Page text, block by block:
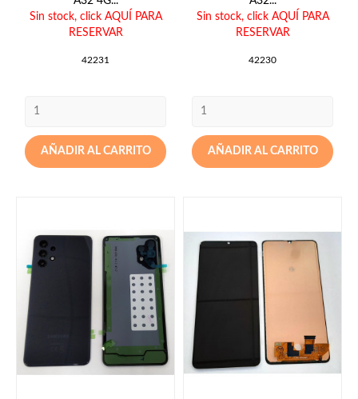
Sin stock, click AQUÍ PARA
RESERVAR
42231
AÑADIR AL CARRITO
Sin stock, click AQUÍ PARA
RESERVAR
42230
AÑADIR AL CARRITO